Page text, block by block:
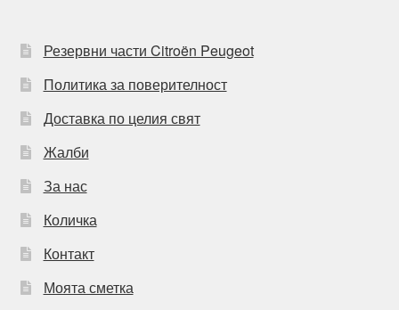
Резервни части Citroën Peugeot
Политика за поверителност
Доставка по целия свят
Жалби
За нас
Количка
Контакт
Моята сметка